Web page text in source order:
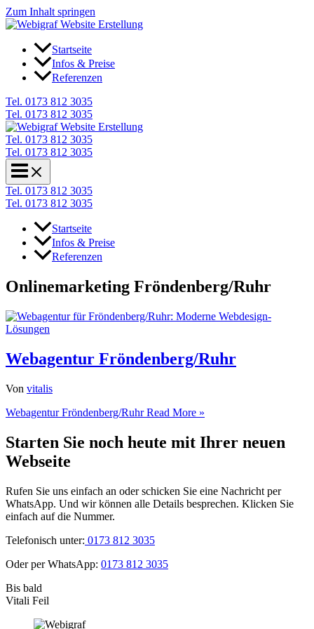
Zum Inhalt springen
Startseite
Infos & Preise
Referenzen
Tel. 0173 812 3035
Tel. 0173 812 3035
Tel. 0173 812 3035
Tel. 0173 812 3035
Tel. 0173 812 3035
Tel. 0173 812 3035
Startseite
Infos & Preise
Referenzen
Onlinemarketing Fröndenberg/Ruhr
Webagentur Fröndenberg/Ruhr
Von vitalis
Webagentur Fröndenberg/RuhrRead More »
Starten Sie noch heute mit Ihrer neuen
Webseite
Rufen Sie uns einfach an oder schicken Sie eine Nachricht per
WhatsApp. Und wir können alle Details besprechen. Klicken Sie
einfach auf die Nummer.
Telefonisch unter: 0173 812 3035
Oder per WhatsApp: 0173 812 3035
Bis bald
Vitali Feil